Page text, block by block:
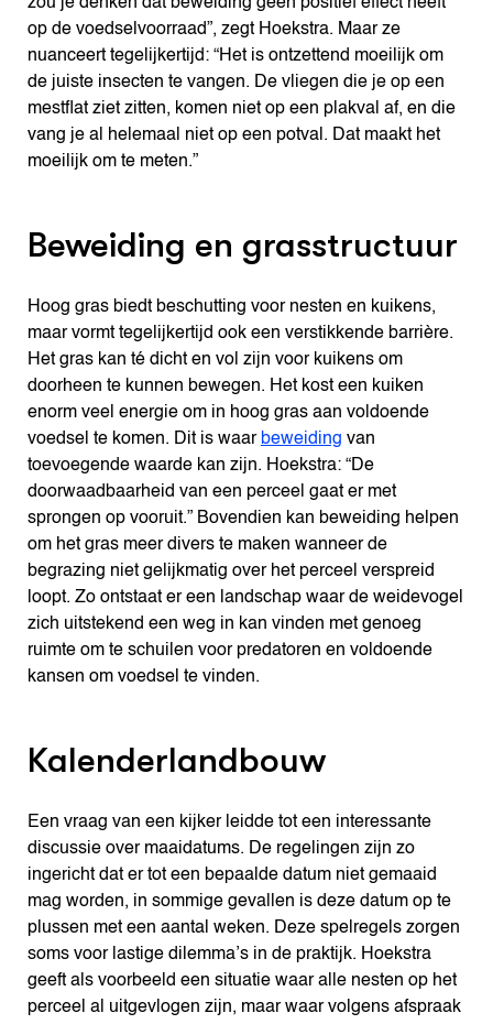
op de voedselvoorraad”, zegt Hoekstra. Maar ze
nuanceert tegelijkertijd: “Het is ontzettend moeilijk om
de juiste insecten te vangen. De vliegen die je op een
mestflat ziet zitten, komen niet op een plakval af, en die
vang je al helemaal niet op een potval. Dat maakt het
moeilijk om te meten.”
Beweiding en grasstructuur
Hoog gras biedt beschutting voor nesten en kuikens,
maar vormt tegelijkertijd ook een verstikkende barrière.
Het gras kan té dicht en vol zijn voor kuikens om
doorheen te kunnen bewegen. Het kost een kuiken
enorm veel energie om in hoog gras aan voldoende
voedsel te komen. Dit is waar beweiding van
toevoegende waarde kan zijn. Hoekstra: “De
doorwaadbaarheid van een perceel gaat er met
sprongen op vooruit.” Bovendien kan beweiding helpen
om het gras meer divers te maken wanneer de
begrazing niet gelijkmatig over het perceel verspreid
loopt. Zo ontstaat er een landschap waar de weidevogel
zich uitstekend een weg in kan vinden met genoeg
ruimte om te schuilen voor predatoren en voldoende
kansen om voedsel te vinden.
Kalenderlandbouw
Een vraag van een kijker leidde tot een interessante
discussie over maaidatums. De regelingen zijn zo
ingericht dat er tot een bepaalde datum niet gemaaid
mag worden, in sommige gevallen is deze datum op te
plussen met een aantal weken. Deze spelregels zorgen
soms voor lastige dilemma’s in de praktijk. Hoekstra
geeft als voorbeeld een situatie waar alle nesten op het
perceel al uitgevlogen zijn, maar waar volgens afspraak